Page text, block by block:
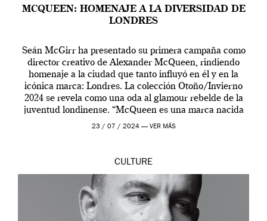
MCQUEEN: HOMENAJE A LA DIVERSIDAD DE
LONDRES
Seán McGirr ha presentado su primera campaña como
director creativo de Alexander McQueen, rindiendo
homenaje a la ciudad que tanto influyó en él y en la
icónica marca: Londres. La colección Otoño/Invierno
2024 se revela como una oda al glamour rebelde de la
juventud londinense. “McQueen es una marca nacida
en Londres y siempre ha […]
23 / 07 / 2024 — VER MÁS
CULTURE